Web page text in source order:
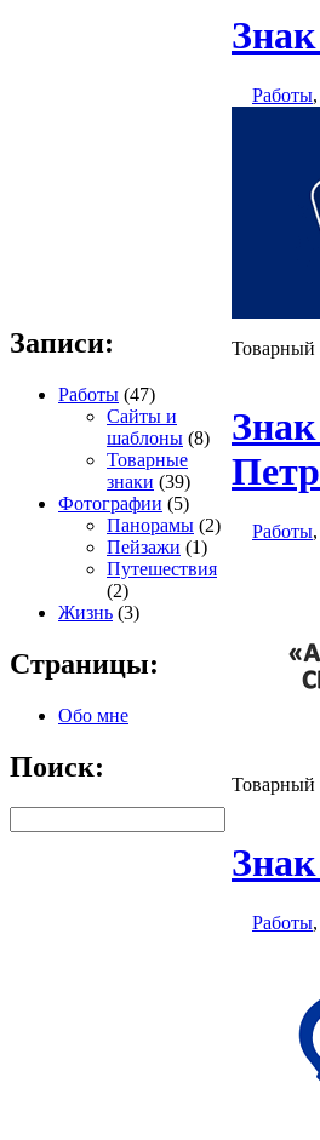
Записи:
Работы (47)
Сайты и
шаблоны (8)
Товарные
знаки (39)
Фотографии (5)
Панорамы (2)
Пейзажи (1)
Путешествия
(2)
Жизнь (3)
Страницы:
Обо мне
Поиск:
Работы,
Товарный
Работы,
Товарный
Работы,